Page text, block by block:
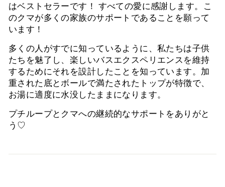
はベストセラーです！ すべての愛に感謝します。こ
のクマが多くの家族のサポートであることを願って
います！
多くの人がすでに知っているように、私たちは子供
たちを魅了し、楽しいバスエクスペリエンスを維持
するためにそれを設計したことを知っています。加
重された底とボールで満たされたトップが特徴で、
お湯に適度に水没したままになります。
プチループとクマへの継続的なサポートをありがと
う♡